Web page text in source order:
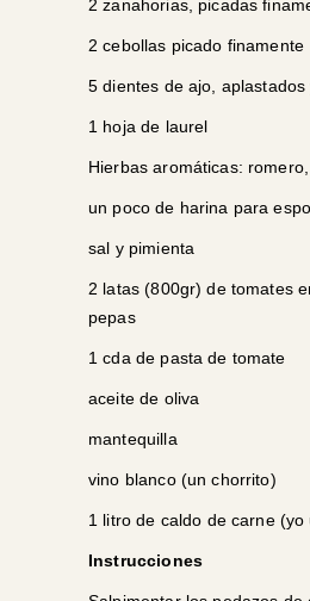
2 zanahorias, picadas
2 cebollas picado finamente
5 dientes de ajo, aplastados
1 hoja de laurel
Hierbas aromáticas:
un poco de harina para
sal y pimienta
2 latas (800gr) de tomates
pepas
1 cda de pasta de tomate
aceite de oliva
mantequilla
vino blanco (un chorrito)
1 litro de caldo de carne (yo
Instrucciones